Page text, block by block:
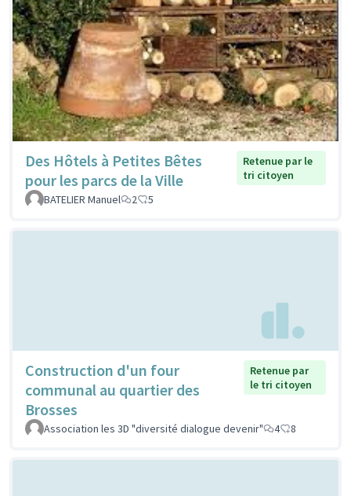
Des Hôtels à Petites Bêtes
pour les parcs de la Ville
Retenue par le
tri citoyen
BATELIER Manuel
2 5
Construction d'un four
communal au quartier des
Brosses
Retenue par
le tri citoyen
Association les 3D "diversité dialogue devenir" 4 8